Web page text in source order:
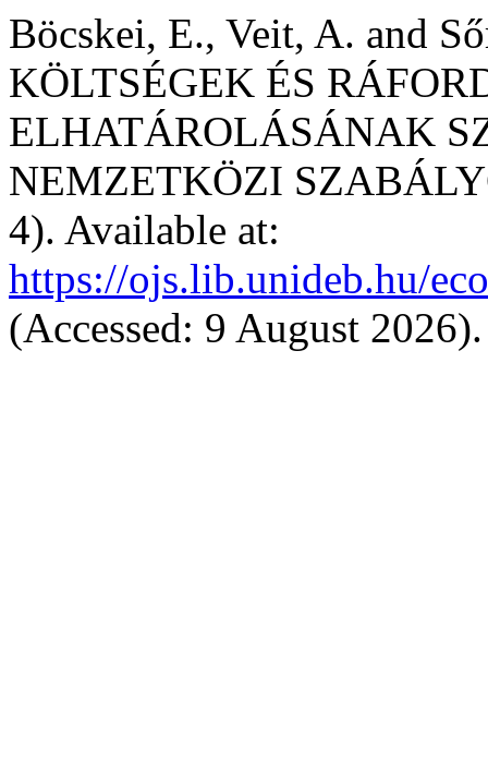
Böcskei, E., Veit, A. and
KÖLTSÉGEK ÉS
ELHATÁROLÁSÁNAK
NEMZETKÖZI
4). Available at:
https://ojs.lib.unideb.hu/
(Accessed: 9 August 2026).